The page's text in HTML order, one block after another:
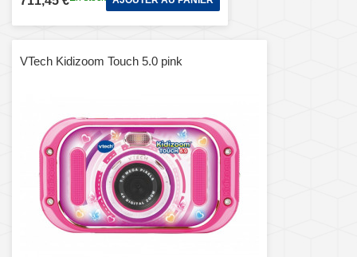
VTech Kidizoom Touch 5.0 pink